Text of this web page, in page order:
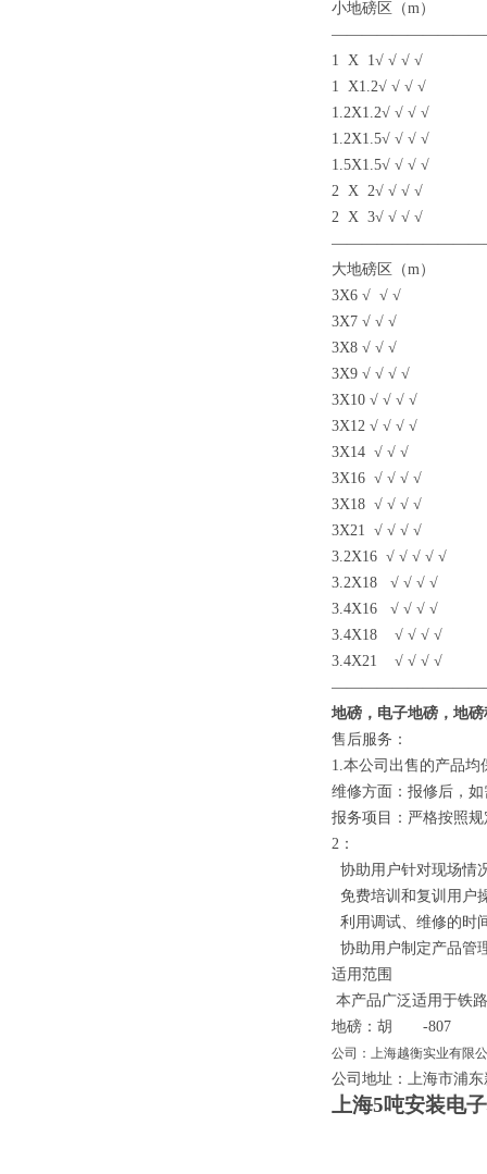
小地磅区（m）
1 X 1√ √ √ √
1 X1.2√ √ √ √
1.2X1.2√ √ √ √
1.2X1.5√ √ √ √
1.5X1.5√ √ √ √
2 X 2√ √ √ √
2 X 3√ √ √ √
大地磅区（m）
3X6 √ √ √
3X7 √ √ √
3X8 √ √ √
3X9 √ √ √ √
3X10 √ √ √ √
3X12 √ √ √ √
3X14 √ √ √
3X16 √ √ √ √
3X18 √ √ √ √
3X21 √ √ √ √
3.2X16 √ √ √ √ √
3.2X18 √ √ √ √
3.4X16 √ √ √ √
3.4X18 √ √ √ √
3.4X21 √ √ √ √
地磅， 电子地磅，地
售后服务：
1.本公司出售的产品均
维修方面：报修后，
报务项目：严格按照
2 ：
协助用户针对现场情
免费培训和复训用户
利用调试、维修的时
协助用户制定产品管
适用范围
本产品广泛适用于铁
地磅：胡
-807
公司：上海越衡实业有限
公司地址：上海市浦
上海5吨安装电